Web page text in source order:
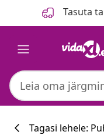
Tasuta
Tagasi lehele: